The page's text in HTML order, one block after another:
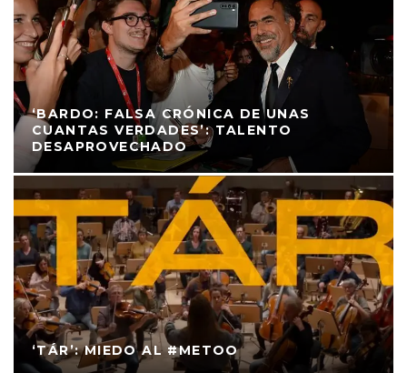
‘BARDO: FALSA CRÓNICA DE UNAS
CUANTAS VERDADES’: TALENTO
DESAPROVECHADO
‘TÁR’: MIEDO AL #METOO